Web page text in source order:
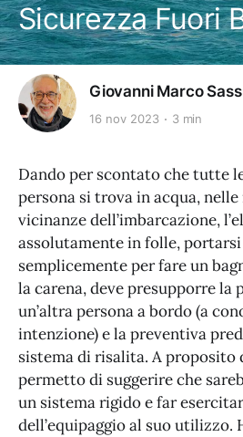
Sicurezza Fuori
Giovanni Marco
16 nov 2023 3 min
Dando per scontato che tutte
persona si trova in acqua,
vicinanze dell’imbarcazione,
assolutamente in folle,
semplicemente per fare un
la carena, deve presupporre la
un’altra persona a bordo (a
intenzione) e la preventiva
sistema di risalita. A proposito
permetto di suggerire che
un sistema rigido e far
dell’equipaggio al suo utilizzo.